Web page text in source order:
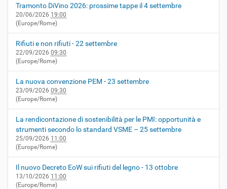
Tramonto DiVino 2026: prossime tappe il 4 settembre
20/06/2026 19:00
(Europe/Rome)
Rifiuti e non rifiuti - 22 settembre
22/09/2026 09:30
(Europe/Rome)
La nuova convenzione PEM - 23 settembre
23/09/2026 09:30
(Europe/Rome)
La rendicontazione di sostenibilità per le PMI: opportunità e
strumenti secondo lo standard VSME – 25 settembre
25/09/2026 11:00
(Europe/Rome)
Il nuovo Decreto EoW sui rifiuti del legno - 13 ottobre
13/10/2026 11:00
(Europe/Rome)